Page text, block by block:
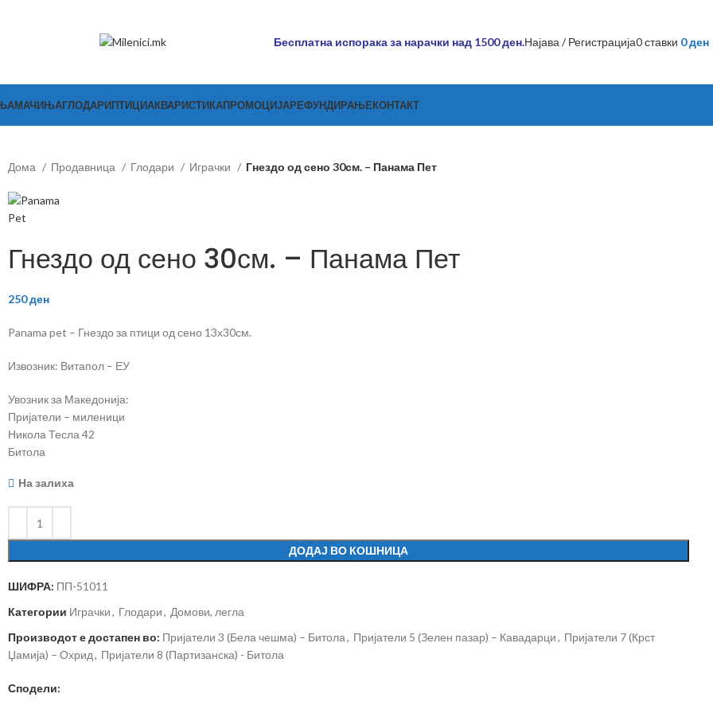
Бесплатна испорака за нарачки над 1500 ден.Најава / Регистрација0ставки 0ден
МАЧИЊАГЛОДАРИПТИЦИАКВАРИСТИКАПРОМОЦИЈАРЕФУНДИРАЊЕКОНТАКТ
Дома Продавница Глодари Играчки Гнездо од сено 30см. – Панама Пет
Гнездо од сено 30см. – Панама Пет
250ден
Panama pet – Гнездо за птици од сено 13х30см.
Извозник: Витапол – ЕУ
Увозник за Македонија:
Пријатели – миленици
Никола Тесла 42
Битола
На залиха
ДОДАЈ ВО КОШНИЦА
ШИФРА: ПП-51011
Категории Играчки, Глодари, Домови, легла
Производот е достапен во: Пријатели 3 (Бела чешма) – Битола, Пријатели 5 (Зелен пазар) – Кавадарци, Пријатели 7 (Крст
Џамија) – Охрид, Пријатели 8 (Партизанска) - Битола
Сподели: